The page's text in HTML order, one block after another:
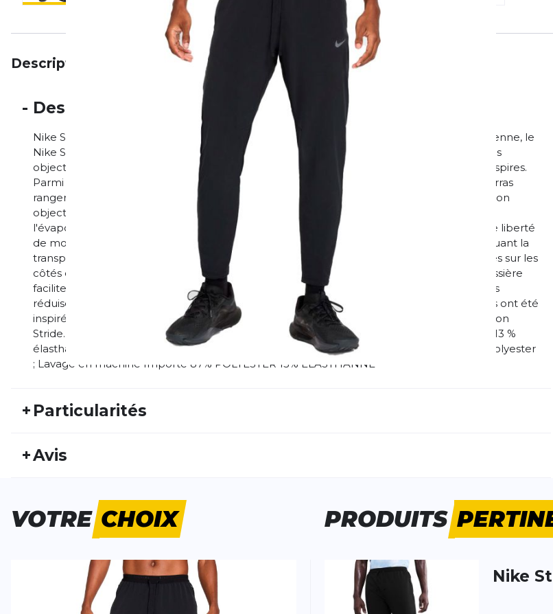
Description Avis
- Description
Nike Stride Pantalon de course Dri-FIT Web pour hommes Conçu pour la course quotidienne, le
Nike Stride t'offre l'équipement de performance dont tu as besoin pour atteindre tous tes
objectifs. Ce pantalon tissé élastique à la coupe étroite sèche rapidement lorsque tu transpires.
Parmi les poches zippées, tu trouveras une grande poche à l'arrière dans laquelle tu pourras
ranger la plupart des smartphones. Ainsi, tu as toujours les mains libres sur le chemin de ton
objectif. La technologie Nike Dri-FIT permet d'évacuer la transpiration de la peau et de
l'évaporer plus rapidement, pour un confort au sec. Le tissu élastique et tissé permet une liberté
de mouvement illimitée pendant la course. La poche arrière zippée avec doublure évacuant la
transpiration est suffisamment grande pour contenir ton smartphone. Les poches zippées sur les
côtés offrent un rangement sûr pour les petits objets. Les poignets avec fermetures à glissière
facilitent l'enfilage et le retrait par-dessus les chaussures. Les lignes de couture simplifiées
réduisent les frottements lors des mouvements. Les éléments réfléchissants sur les côtés ont été
inspirés par le mouvement et la vitesse et sont une marque de fabrique de notre collection
Stride. Plus de détails Ceinture élastique avec cordon de serrage Corps : 87 % polyester / 13 %
élasthanne ; empiècements : 80 % polyester/20 % élasthanne ; poches latérales : 100 % polyester
; Lavage en machine Importé 87% POLYESTER 13% ÉLASTHANNE
+ Particularités
Genre:
+Avis
Personne n'a évalué ce produit.
ÉCRIS UN AVIS
Stride Stride Dri-Fit Pant
VOTRECHOIX PRODUITS
Nike